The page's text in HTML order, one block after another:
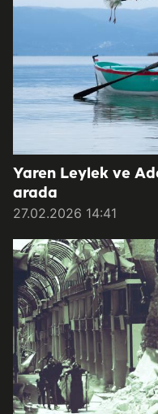
Yaren Leylek ve
arada
27.02.2026 14:41